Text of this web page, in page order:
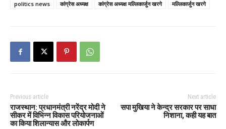
politics news
कांग्रेस अध्यक्ष कांग्रेस अध्यक्ष मल्लिकार्जुन खरगे मल्लिकार्जुन खरगे
Previous article
राजस्थान: प्रधानमंत्री नरेंद्र मोदी ने
सीकर में विभिन्न विकास परियोजनाओं
का किया शिलान्यास और लोकार्पण
Next article
सपा मुखिया ने केन्द्र सरकार पर साधा
निशाना, कही यह बात